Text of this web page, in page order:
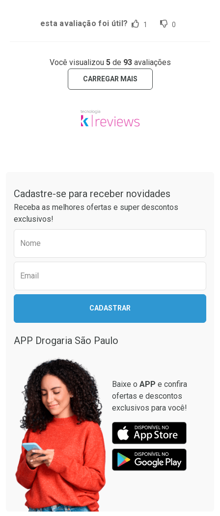
esta avaliação foi útil? 1 0
Você visualizou 5de 93avaliações
CARREGAR MAIS
Cadastre-se para receber novidades
Receba as melhores ofertas e super descontos
exclusivos!
Nome
Email
CADASTRAR
APP Drogaria São Paulo
Baixe o APP e confira
ofertas e descontos
exclusivos para você!